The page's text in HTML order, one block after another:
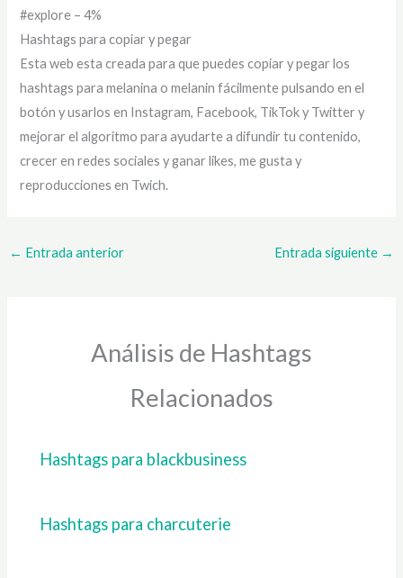
#explore – 4%
Hashtags para copiar y pegar
Esta web esta creada para que puedes copiar y pegar los
hashtags para melanina o melanin fácilmente pulsando en el
botón y usarlos en Instagram, Facebook, TikTok y Twitter y
mejorar el algoritmo para ayudarte a difundir tu contenido,
crecer en redes sociales y ganar likes, me gusta y
reproducciones en Twich.
← Entrada anterior Entrada siguiente →
Análisis de Hashtags
Relacionados
Hashtags para blackbusiness
Hashtags para charcuterie